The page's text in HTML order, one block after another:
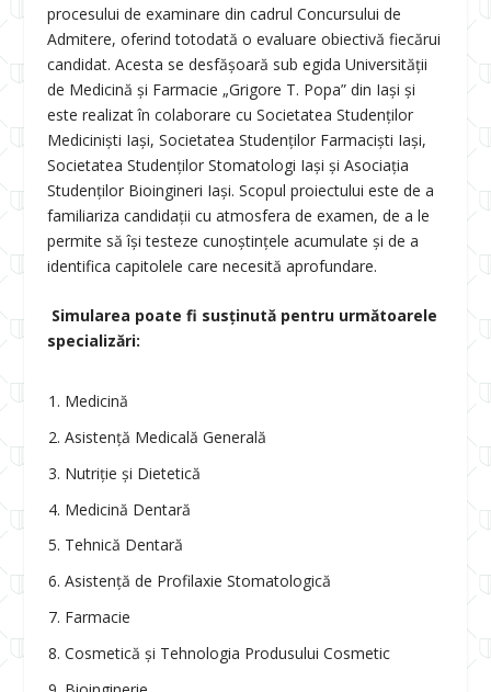
procesului de examinare din cadrul Concursului de
Admitere, oferind totodată o evaluare obiectivă fiecărui
candidat. Acesta se desfășoară sub egida Universității
de Medicină și Farmacie „Grigore T. Popa” din Iași și
este realizat în colaborare cu Societatea Studenților
Mediciniști Iași, Societatea Studenților Farmaciști Iași,
Societatea Studenților Stomatologi Iași și Asociația
Studenților Bioingineri Iași. Scopul proiectului este de a
familiariza candidații cu atmosfera de examen, de a le
permite să își testeze cunoștințele acumulate și de a
identifica capitolele care necesită aprofundare.
Simularea poate fi susținută pentru următoarele
specializări:
Medicină
Asistență Medicală Generală
Nutriție și Dietetică
Medicină Dentară
Tehnică Dentară
Asistență de Profilaxie Stomatologică
Farmacie
Cosmetică și Tehnologia Produsului Cosmetic